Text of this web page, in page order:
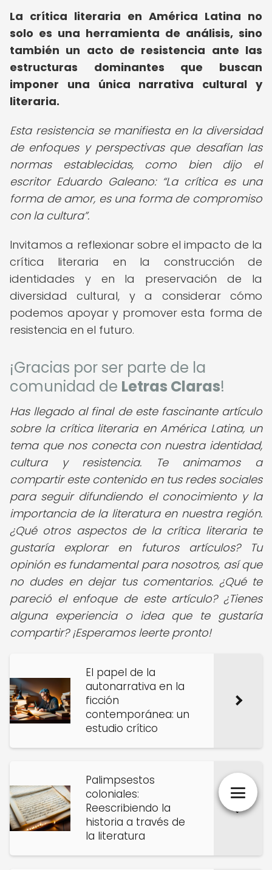
La crítica literaria en América Latina no
solo es una herramienta de análisis, sino
también un acto de resistencia ante las
estructuras dominantes que buscan
imponer una única narrativa cultural y
literaria.
Esta resistencia se manifiesta en la diversidad
de enfoques y perspectivas que desafían las
normas establecidas, como bien dijo el
escritor Eduardo Galeano: La crítica es una
forma de amor, es una forma de compromiso
con la cultura .
Invitamos a reflexionar sobre el impacto de la
crítica literaria en la construcción de
identidades y en la preservación de la
diversidad cultural, y a considerar cómo
podemos apoyar y promover esta forma de
resistencia en el futuro.
¡Gracias por ser parte de la
comunidad de Letras Claras!
Has llegado al final de este fascinante artículo
sobre la crítica literaria en América Latina, un
tema que nos conecta con nuestra identidad,
cultura y resistencia. Te animamos a
compartir este contenido en tus redes sociales
para seguir difundiendo el conocimiento y la
importancia de la literatura en nuestra región.
¿Qué otros aspectos de la crítica literaria te
gustaría explorar en futuros artículos? Tu
opinión es fundamental para nosotros, así que
no dudes en dejar tus comentarios. ¿Qué te
pareció el enfoque de este artículo? ¿Tienes
alguna experiencia o idea que te gustaría
compartir? ¡Esperamos leerte pronto!
El papel de la
autonarrativa en la
ficción
contemporánea: un
estudio crítico
Palimpsestos
coloniales:
Reescribiendo la
historia a través de
la literatura